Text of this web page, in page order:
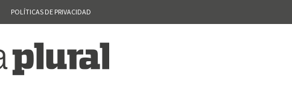
POLÍTICAS DE PRIVACIDAD